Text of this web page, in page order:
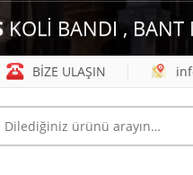
KOLİ BANDI , BANT
BİZE ULAŞIN